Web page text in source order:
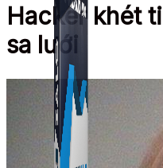
Simple UID
Quét UID Facebook:
sách tương tác
Hacker khét
sa lưới